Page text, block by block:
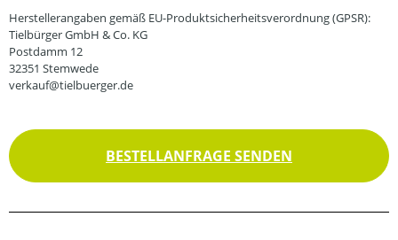
Herstellerangaben gemäß EU-Produktsicherheitsverordnung (GPSR):
Tielbürger GmbH & Co. KG
Postdamm 12
32351 Stemwede
verkauf@tielbuerger.de
BESTELLANFRAGE SENDEN